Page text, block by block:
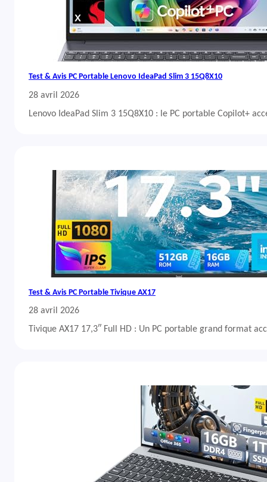
Test & Avis PC Portable Lenovo IdeaPad Slim 3 15Q8X10
28 avril 2026
Lenovo IdeaPad Slim 3 15Q8X10 : le PC portable Copilot+
Test & Avis PC Portable Tivique AX17
28 avril 2026
Tivique AX17 17,3″ Full HD : Un PC portable grand format